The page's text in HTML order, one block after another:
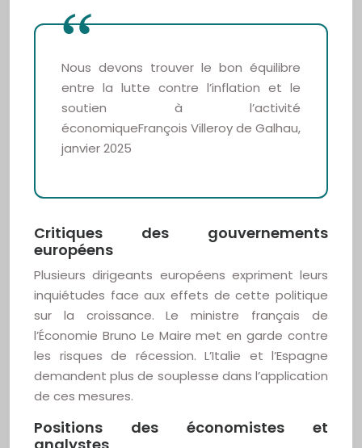
Nous devons trouver le bon équilibre
entre la lutte contre l’inflation et le
soutien à l’activité
économiqueFrançois Villeroy de Galhau,
janvier 2025
Critiques des gouvernements
européens
Plusieurs dirigeants européens expriment leurs
inquiétudes face aux effets de cette politique
sur la croissance. Le ministre français de
l’Économie Bruno Le Maire met en garde contre
les risques de récession. L’Italie et l’Espagne
demandent plus de souplesse dans l’application
de ces mesures.
Positions des économistes et